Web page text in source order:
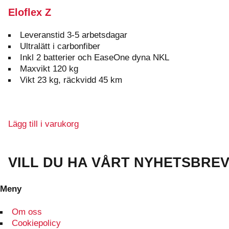
Eloflex Z
Leveranstid 3-5 arbetsdagar
Ultralätt i carbonfiber
Inkl 2 batterier och EaseOne dyna NKL
Maxvikt 120 kg
Vikt 23 kg, räckvidd 45 km
Lägg till i varukorg
VILL DU HA VÅRT
Meny
Om oss
Cookiepolicy